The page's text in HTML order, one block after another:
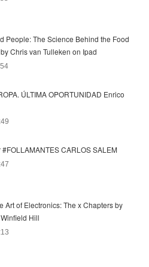
People: The Science Behind the Food
Chris van Tulleken on Ipad
ÚLTIMA OPORTUNIDAD Enrico
CARLOS SALEM
Art of Electronics: The x Chapters by
Hill